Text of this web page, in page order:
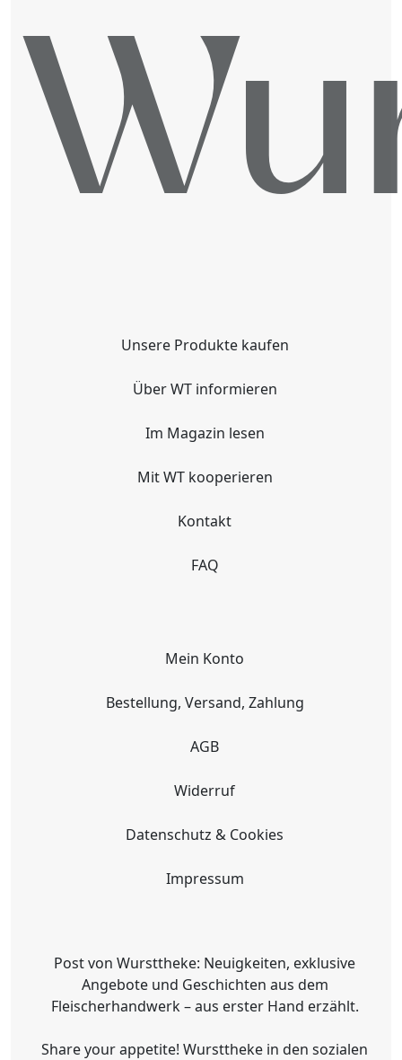
Unsere Produkte kaufen
Über WT informieren
Im Magazin lesen
Mit WT kooperieren
Kontakt
FAQ
Mein Konto
Bestellung, Versand, Zahlung
AGB
Widerruf
Datenschutz & Cookies
Impressum
Post von Wursttheke: Neuigkeiten, exklusive
Angebote und Geschichten aus dem
Fleischerhandwerk – aus erster Hand erzählt.
Share your appetite! Wursttheke in den sozialen